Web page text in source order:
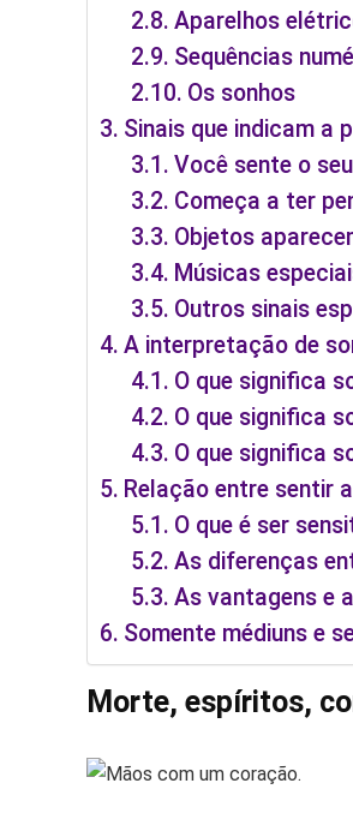
Aparelhos
Sequências
Os sonhos
Sinais que indicam a
Você sente o
Começa a ter
Objetos
Músicas
Outros sinais
A interpretação de
O que significa
O que significa
O que significa
Relação entre sentir
O que é ser
As diferenças
As vantagens e
Somente médiuns e
Morte, espíritos,